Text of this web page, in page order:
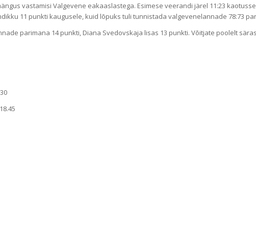
vastamisi Valgevene eakaaslastega. Esimese veerandi järel 11:23
11 punkti kaugusele, kuid lõpuks tuli tunnistada valgevenelannade 78:73
parimana 14 punkti, Diana Svedovskaja lisas 13 punkti. Võitjate poolelt